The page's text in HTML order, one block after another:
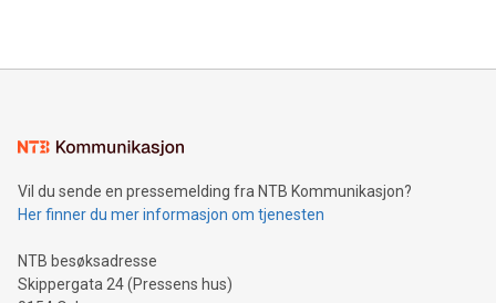
Vil du sende en pressemelding fra NTB Kommunikasjon?
Her finner du mer informasjon om tjenesten
NTB besøksadresse
Skippergata 24 (Pressens hus)